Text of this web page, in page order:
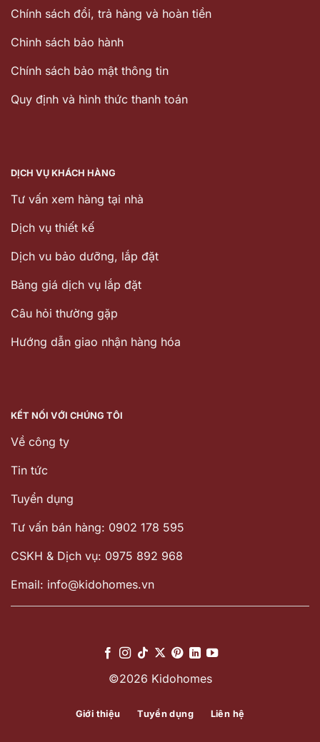
Chính sách đổi, trả hàng và hoàn tiền
Chinh sách bảo hành
Chính sách bảo mật thông tin
Quy định và hình thức thanh toán
DỊCH VỤ KHÁCH HÀNG
Tư vấn xem hàng tại nhà
Dịch vụ thiết kế
Dịch vu bảo dưỡng, lắp đặt
Bảng giá dịch vụ lắp đặt
Câu hỏi thường gặp
Hướng dẫn giao nhận hàng hóa
KẾT NỐI VỚI CHÚNG TÔI
Về công ty
Tin tức
Tuyển dụng
Tư vấn bán hàng: 0902 178 595
CSKH & Dịch vụ: 0975 892 968
Email: info@kidohomes.vn
©2026 Kidohomes
Giới thiệu Tuyển dụng Liên hệ